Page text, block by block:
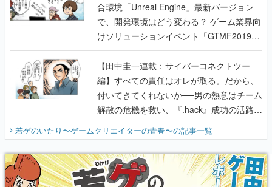
合環境「Unreal Engine」最新バージョン
で、開発環境はどう変わる？ ゲーム業界向
けソリューションイベント「GTMF2019」
に行って、より理解を深めよう【PR】
【田中圭一連載：サイバーコネクトツー
編】すべての責任はオレが取る。だから、
付いてきてくれないか──男の熱意はチーム
解散の危機を救い、『.hack』成功の活路を
開く。業界の快男児・松山 洋に流れる血は
『少年ジャンプ』色だった【若ゲのいた
り】
若ゲのいたり〜ゲームクリエイターの青春〜の記事一覧